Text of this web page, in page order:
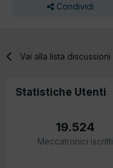
Condividi
Vai alla lista discussioni
Statistiche Utenti
19.524
Meccatronici iscritti